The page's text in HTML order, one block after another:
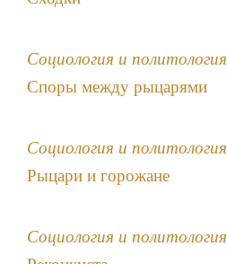
Социология и политология
Споры между рыцарями
Социология и политология
Рыцари и горожане
Социология и политология